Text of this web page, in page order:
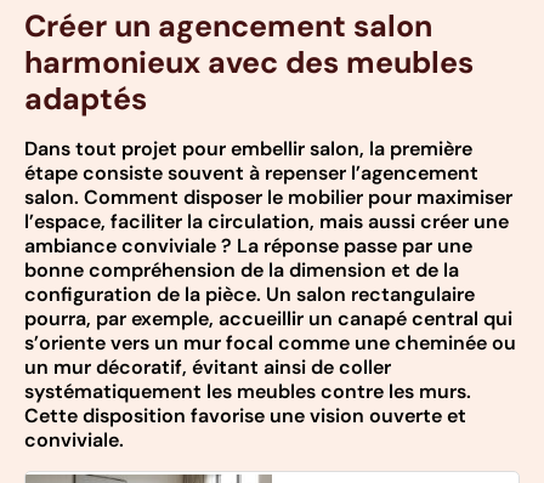
Créer un agencement salon
harmonieux avec des meubles
adaptés
Dans tout projet pour embellir salon, la première
étape consiste souvent à repenser l’agencement
salon. Comment disposer le mobilier pour maximiser
l’espace, faciliter la circulation, mais aussi créer une
ambiance conviviale ? La réponse passe par une
bonne compréhension de la dimension et de la
configuration de la pièce. Un salon rectangulaire
pourra, par exemple, accueillir un canapé central qui
s’oriente vers un mur focal comme une cheminée ou
un mur décoratif, évitant ainsi de coller
systématiquement les meubles contre les murs.
Cette disposition favorise une vision ouverte et
conviviale.